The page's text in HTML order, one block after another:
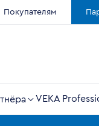
Покупателям
VEKA